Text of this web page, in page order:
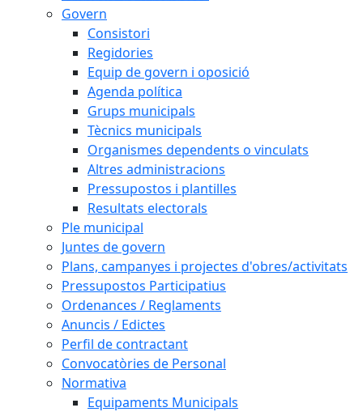
Govern
Consistori
Regidories
Equip de govern i oposició
Agenda política
Grups municipals
Tècnics municipals
Organismes dependents o vinculats
Altres administracions
Pressupostos i plantilles
Resultats electorals
Ple municipal
Juntes de govern
Plans, campanyes i projectes d'obres/activitats
Pressupostos Participatius
Ordenances / Reglaments
Anuncis / Edictes
Perfil de contractant
Convocatòries de Personal
Normativa
Equipaments Municipals